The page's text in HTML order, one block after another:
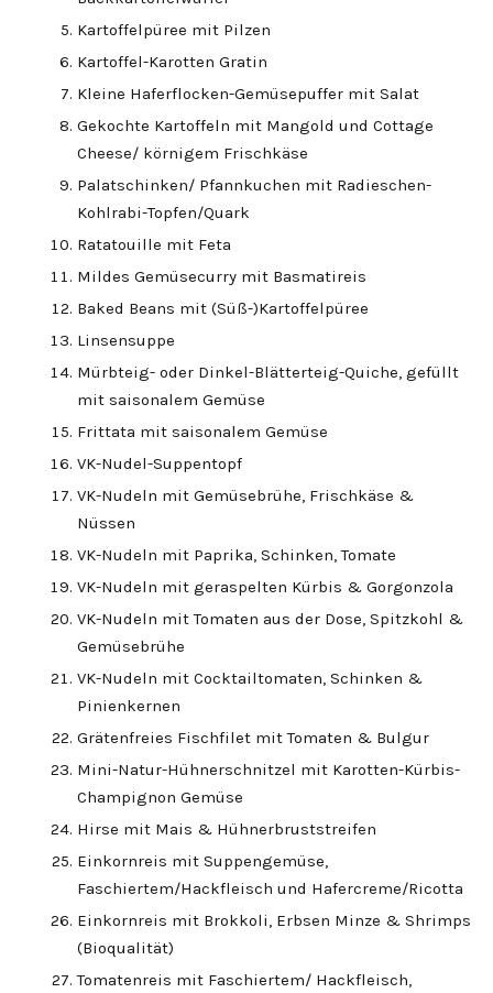
Kartoffelpüree mit Pilzen
Kartoffel-Karotten Gratin
Kleine Haferflocken-Gemüsepuffer mit Salat
Gekochte Kartoffeln mit Mangold und Cottage
Cheese/ körnigem Frischkäse
Palatschinken/ Pfannkuchen mit Radieschen-
Kohlrabi-Topfen/Quark
Ratatouille mit Feta
Mildes Gemüsecurry mit Basmatireis
Baked Beans mit (Süß-)Kartoffelpüree
Linsensuppe
Mürbteig- oder Dinkel-Blätterteig-Quiche, gefüllt
mit saisonalem Gemüse
Frittata mit saisonalem Gemüse
VK-Nudel-Suppentopf
VK-Nudeln mit Gemüsebrühe, Frischkäse &
Nüssen
VK-Nudeln mit Paprika, Schinken, Tomate
VK-Nudeln mit geraspelten Kürbis & Gorgonzola
VK-Nudeln mit Tomaten aus der Dose, Spitzkohl &
Gemüsebrühe
VK-Nudeln mit Cocktailtomaten, Schinken &
Pinienkernen
Grätenfreies Fischfilet mit Tomaten & Bulgur
Mini-Natur-Hühnerschnitzel mit Karotten-Kürbis-
Champignon Gemüse
Hirse mit Mais & Hühnerbruststreifen
Einkornreis mit Suppengemüse,
Faschiertem/Hackfleisch und Hafercreme/Ricotta
Einkornreis mit Brokkoli, Erbsen Minze & Shrimps
(Bioqualität)
Tomatenreis mit Faschiertem/ Hackfleisch,